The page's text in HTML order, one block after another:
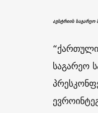
ავსტრიის საგარეო
“ქართული
საგარეო